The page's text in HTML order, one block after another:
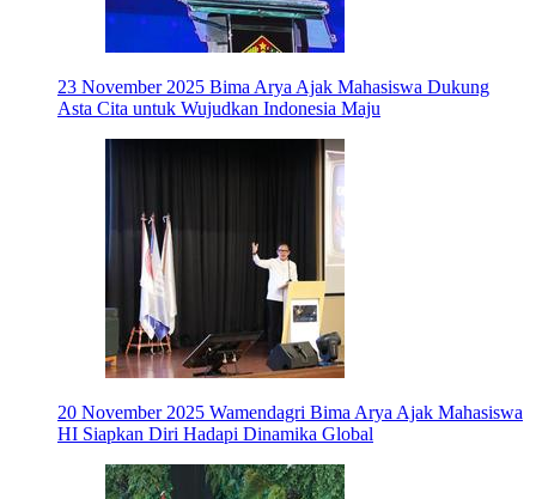
23 November 2025 Bima Arya Ajak Mahasiswa Dukung
Asta Cita untuk Wujudkan Indonesia Maju
20 November 2025 Wamendagri Bima Arya Ajak Mahasiswa
HI Siapkan Diri Hadapi Dinamika Global